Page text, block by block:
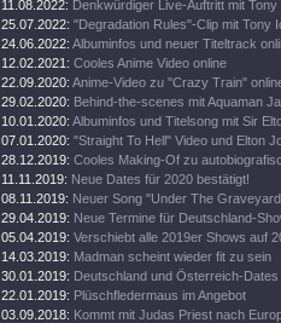
11.08.2022: Denkwürdiger Live-Auftritt mit Tony
25.07.2022: "Degradation Rules"-Clip mit Tony
24.06.2022: Albuminfos und neuer Titeltrack
12.02.2021: Cooles Anime Video online
22.09.2020: Anime-Video zu "Crazy Train"
29.02.2020: Behind-the-scenes mit Aquaman
10.01.2020: Albuminfos und Titelsong mit Sir
07.01.2020: "Straight To Hell" Video und Elton
28.12.2019: Cooles Making-Of zu
11.11.2019: Neue Dates für 2020 bestätigt!
08.11.2019: Neuer Song "Under The
29.04.2019: Neue Termine für Deutschland-
05.04.2019: Verschiebt alle 2019er Shows auf
14.03.2019: Madman scheint wieder fit zu sein
30.01.2019: Deutschland und Österreich-
22.01.2019: Plüschfledermaus im Angebot
03.09.2018: Kommt mit Judas Priest nach